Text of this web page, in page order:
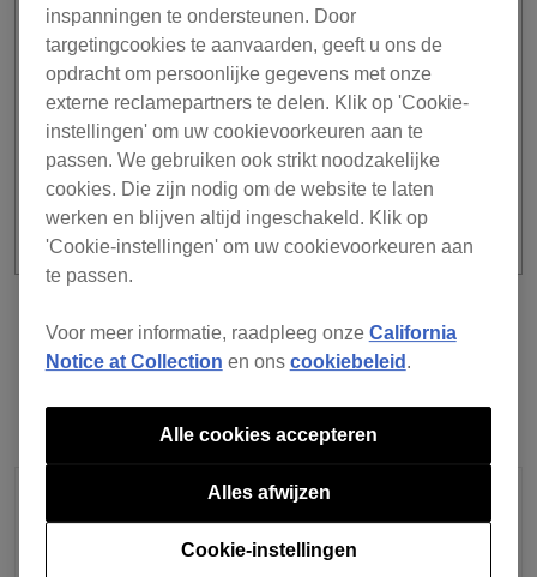
macOS Ventura 13
Allow rekordbox to access files and folders
Allow rekordbox to access [Microphone] and
[Camera]
Previous Back to list Next
inspanningen te ondersteunen. Door
targetingcookies te aanvaarden, geeft u ons de
opdracht om persoonlijke gegevens met onze
externe reclamepartners te delen. Klik op 'Cookie-
instellingen' om uw cookievoorkeuren aan te
passen. We gebruiken ook strikt noodzakelijke
cookies. Die zijn nodig om de website te laten
werken en blijven altijd ingeschakeld. Klik op
'Cookie-instellingen' om uw cookievoorkeuren aan
te passen.
Voor meer informatie, raadpleeg onze California
Notice at Collection en ons cookiebeleid .
Cookie-instellingen
Alles afwijzen
Alle cookies accepteren